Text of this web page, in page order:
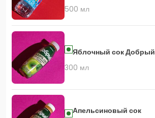
500 мл
Яблочный сок Добрый
300 мл
Апельсиновый сок